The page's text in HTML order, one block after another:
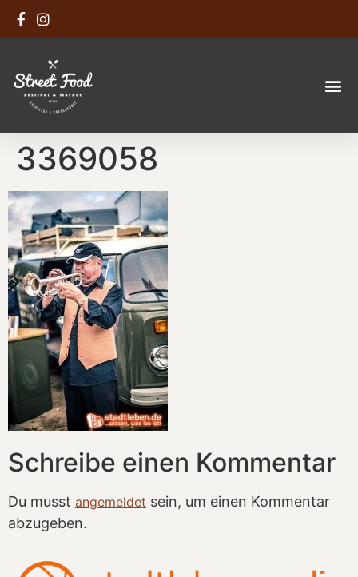
3369058
Schreibe einen Kommentar
Du musst angemeldet sein, um einen Kommentar
abzugeben.